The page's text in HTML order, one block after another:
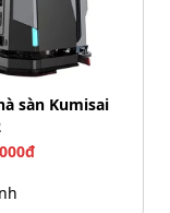
độ cao.
sàn Kumisai